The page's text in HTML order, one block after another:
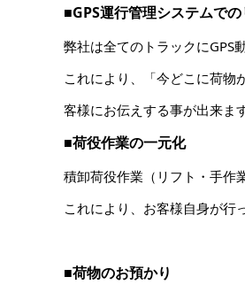
■GPS運行管理システムで
弊社は全てのトラックにGPS
これにより、「今どこに荷物
客様にお伝えする事が出来ます
■荷役作業の一元化
積卸荷役作業（リフト・手作
これにより、お客様自身が行
■荷物のお預かり